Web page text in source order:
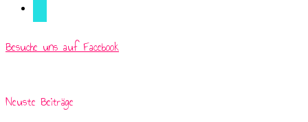
Besuche uns auf Facebook
Neuste Beiträge